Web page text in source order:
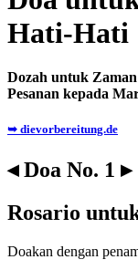
Hati-Hati
Dozah untuk
Pesanan kepada
➥ dievorbereitung.de
◂ Doa No. 1 ▸
Rosario
Doakan dengan